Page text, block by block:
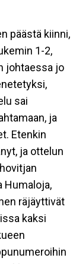
päästä kiinni,
1-2,
johtaessa jo
sai
ja
Etenkin
ja ottelun
Humaloja,
räjäyttivät
kaksi